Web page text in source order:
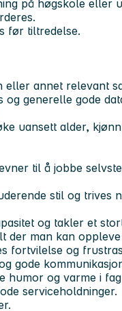
på høgskole eller
før tiltredelse.
annet relevant
generelle gode
uansett alder,
til å jobbe
stil og trives
og takler et
der man kan
fortvilelse og
gode
humor og varme i
serviceholdninger.